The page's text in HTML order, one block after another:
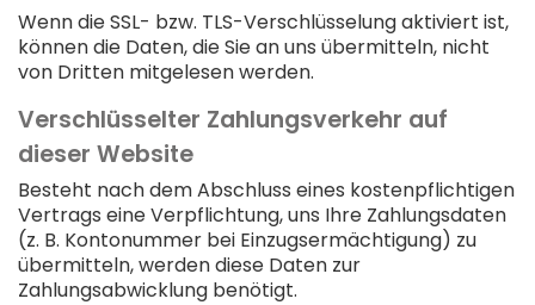
Wenn die SSL- bzw. TLS-Verschlüsselung aktiviert ist,
können die Daten, die Sie an uns übermitteln, nicht
von Dritten mitgelesen werden.
Verschlüsselter Zahlungsverkehr auf
dieser Website
Besteht nach dem Abschluss eines kostenpflichtigen
Vertrags eine Verpflichtung, uns Ihre Zahlungsdaten
(z. B. Kontonummer bei Einzugsermächtigung) zu
übermitteln, werden diese Daten zur
Zahlungsabwicklung benötigt.